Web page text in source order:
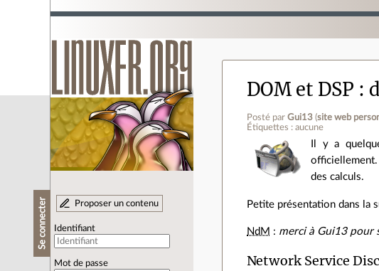
Se connecter Proposer un contenu
Identifiant
Mot de passe
DOM et DSP :
Posté parGui13 (site web
Étiquettes : aucune
Il y a
des calculs.
Petite présentation dans la
NdM : merci à Gui13 pour
Network Service